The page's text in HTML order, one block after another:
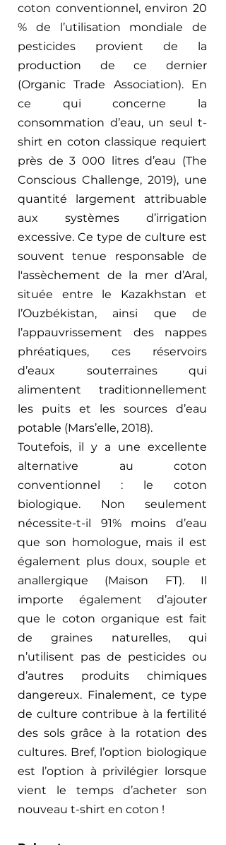
coton conventionnel, environ 20
% de l’utilisation mondiale de
pesticides provient de la
production de ce dernier
(Organic Trade Association). En
ce qui concerne la
consommation d’eau, un seul t-
shirt en coton classique requiert
près de 3 000 litres d’eau (The
Conscious Challenge, 2019), une
quantité largement attribuable
aux systèmes d’irrigation
excessive. Ce type de culture est
souvent tenue responsable de
l'assèchement de la mer d’Aral,
située entre le Kazakhstan et
l’Ouzbékistan, ainsi que de
l’appauvrissement des nappes
phréatiques, ces réservoirs
d’eaux souterraines qui
alimentent traditionnellement
les puits et les sources d’eau
potable (Mars’elle, 2018).
Toutefois, il y a une excellente
alternative au coton
conventionnel : le coton
biologique. Non seulement
nécessite-t-il 91% moins d’eau
que son homologue, mais il est
également plus doux, souple et
anallergique (Maison FT). Il
importe également d’ajouter
que le coton organique est fait
de graines naturelles, qui
n’utilisent pas de pesticides ou
d’autres produits chimiques
dangereux. Finalement, ce type
de culture contribue à la fertilité
des sols grâce à la rotation des
cultures. Bref, l’option biologique
est l’option à privilégier lorsque
vient le temps d’acheter son
nouveau t-shirt en coton !